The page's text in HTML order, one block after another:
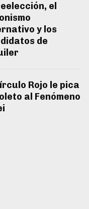
el
y los
de
Rojo le pica
al Fenómeno